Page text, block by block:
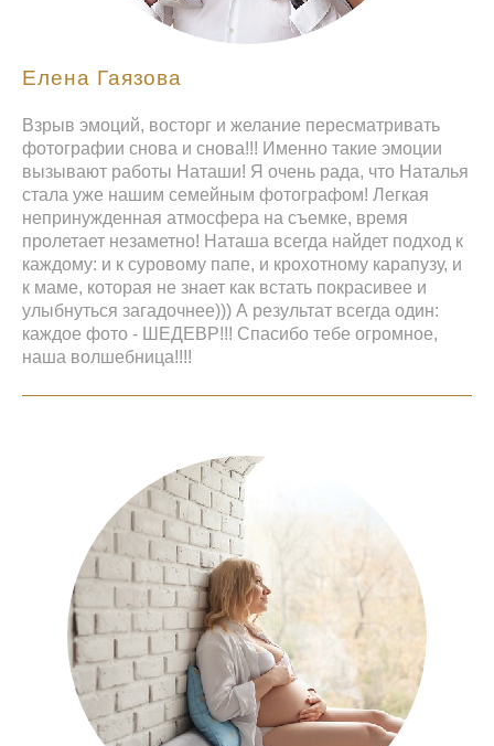
Елена Гаязова
Взрыв эмоций, восторг и желание пересматривать
фотографии снова и снова!!! Именно такие эмоции
вызывают работы Наташи! Я очень рада, что Наталья
стала уже нашим семейным фотографом! Легкая
непринужденная атмосфера на съемке, время
пролетает незаметно! Наташа всегда найдет подход к
каждому: и к суровому папе, и крохотному карапузу, и
к маме, которая не знает как встать покрасивее и
улыбнуться загадочнее))) А результат всегда один:
каждое фото - ШЕДЕВР!!! Спасибо тебе огромное,
наша волшебница!!!!